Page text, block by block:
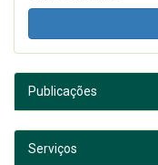
Publicações
Serviços